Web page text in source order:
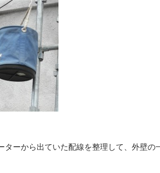
ターから出ていた配線を整理して、外壁